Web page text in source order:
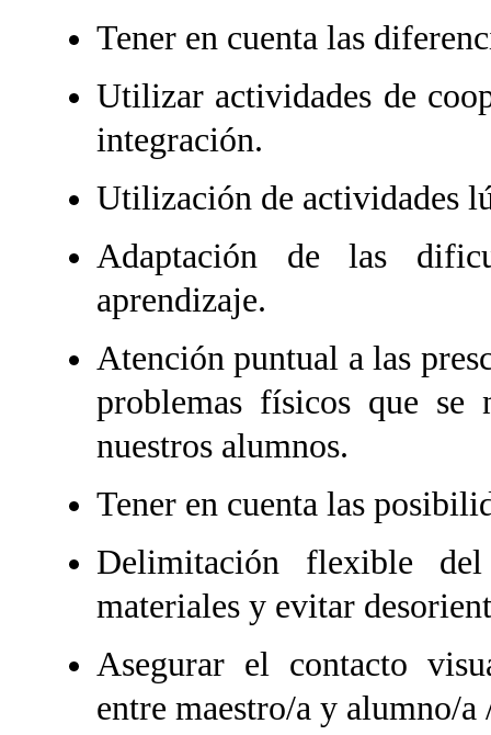
Tener en cuenta las
Utilizar actividades de
integración.
Utilización de actividades
Adaptación de las
aprendizaje.
Atención puntual a las
problemas físicos que se
nuestros alumnos.
Tener en cuenta las
Delimitación flexible
materiales y evitar
Asegurar el contacto
entre maestro/a y alumno/a